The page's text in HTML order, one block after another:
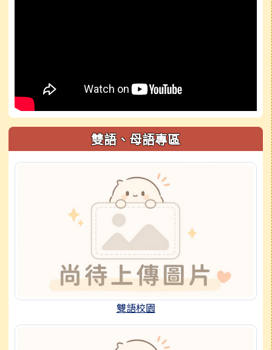
雙語、母語專區
雙語校園